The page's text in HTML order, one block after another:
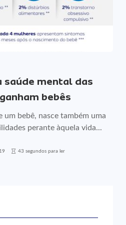
saúde mental das
bebês
um bebê, nasce também uma
perante àquela vida...
43 segundos para ler